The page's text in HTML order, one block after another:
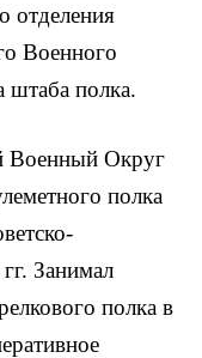
отделения
Военного
штаба полка.
Военный Округ
полка
Занимал
полка в